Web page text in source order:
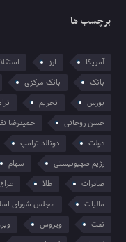
برچسب ها
آمریکا ارز
بانک
بانک مرکزی
بورس
تحریم
حسن روحانی
حمیدرضا
دولت
دونالد ترامپ
رژیم صهیونیستی
سهام
صادرات
طلا
مالیات
مجلس شورای
نفت
ویروس